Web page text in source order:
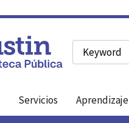
Search type
Servicios Aprendizaje